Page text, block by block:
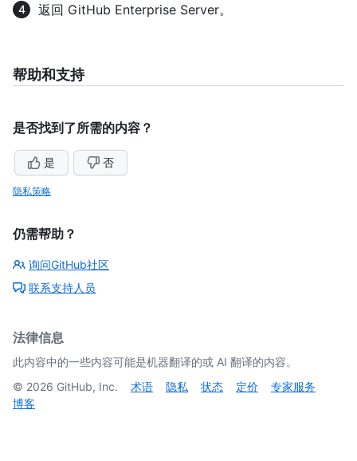
返回 GitHub Enterprise Server。
帮助和支持
是否找到了所需的内容？
是 否
隐私策略
仍需帮助？
询问GitHub社区
联系支持人员
法律信息
此内容中的一些内容可能是机器翻译的或 AI 翻译的内容。
© 2026 GitHub, Inc. 术语 隐私 状态 定价
专家服务
博客